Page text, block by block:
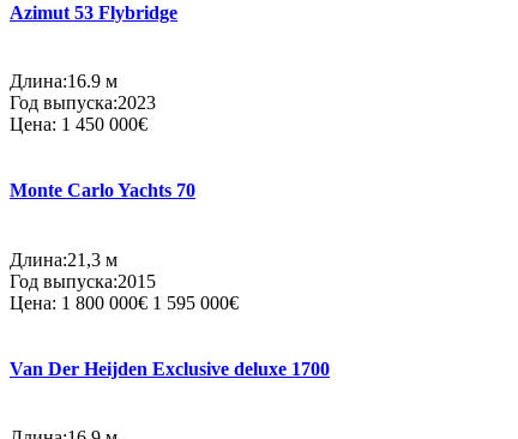
Azimut 53 Flybridge
Длина:16.9 м
Год выпуска:2023
Цена: 1 450 000€
Monte Carlo Yachts 70
Длина:21,3 м
Год выпуска:2015
Цена: 1 800 000€ 1 595 000€
Van Der Heijden Exclusive deluxe 1700